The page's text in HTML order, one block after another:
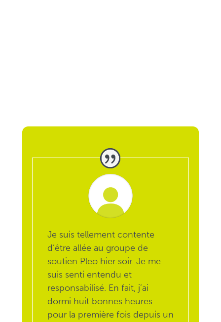
Je suis tellement contente
d’être allée au groupe de
soutien Pleo hier soir. Je me
suis senti entendu et
responsabilisé. En fait, j’ai
dormi huit bonnes heures
pour la première fois depuis un